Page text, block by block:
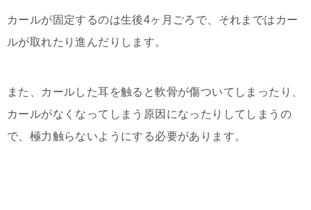
カールが固定するのは生後4ヶ月ごろで、それまではカー
ルが取れたり進んだりします。
また、カールした耳を触ると軟骨が傷ついてしまったり、
カールがなくなってしまう原因になったりしてしまうの
で、極力触らないようにする必要があります。